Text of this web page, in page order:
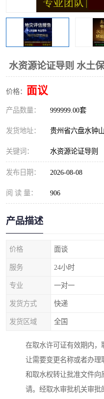
水资源论证导则 水土
价格： 面议
产品数量： 999999.00套
发货地址： 贵州省六盘水钟
关键词： 水资源论证导则
发布日期： 2026-08-08
阅 读 量： 906
产品描述
价格 面谈
服务 24小时
专业 一对一
发货方式 快递
发货区域 全国
在取水许可证有效期内
让需要变更名称或者办
和取水权转让批准文件向
请。经取水审批机关审批